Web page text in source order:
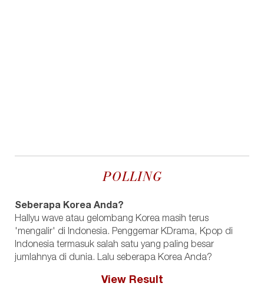
POLLING
Seberapa Korea Anda?
Hallyu wave atau gelombang Korea masih terus
'mengalir' di Indonesia. Penggemar KDrama, Kpop di
Indonesia termasuk salah satu yang paling besar
jumlahnya di dunia. Lalu seberapa Korea Anda?
View Result